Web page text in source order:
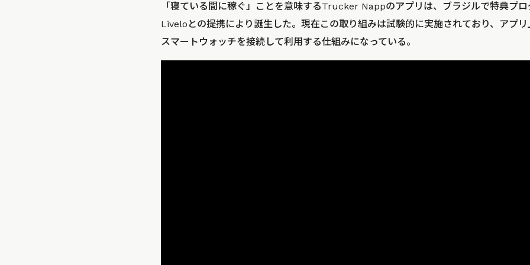
「寝ている間に稼ぐ」ことを意味するTrucker Nappのアプリは、ブラジルで特典プ
Liveloとの提携により誕生した。現在この取り組みは試験的に実施されており、アプ
スマートウォッチを接続して利用する仕組みになっている。